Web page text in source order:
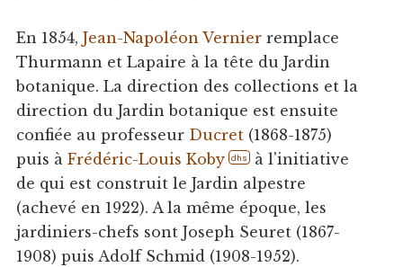
En 1854, Jean-Napoléon Vernierremplace
Thurmann et Lapaire à la tête du Jardin
botanique. La direction des collections et la
direction du Jardin botanique est ensuite
confiée au professeur Ducret(1868-1875)
puis à Frédéric-Louis Koby dhs à l'initiative
de qui est construit le Jardin alpestre
(achevé en 1922). A la même époque, les
jardiniers-chefs sont Joseph Seuret (1867-
1908) puis Adolf Schmid (1908-1952).